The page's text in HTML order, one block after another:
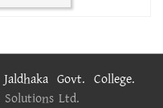
Govt. College.
Ltd.